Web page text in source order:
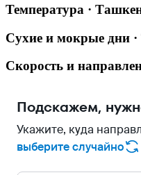
Температура ·
Сухие и мокрые дни
Скорость и
Подскажем,
Укажите, куда
выберите случайно